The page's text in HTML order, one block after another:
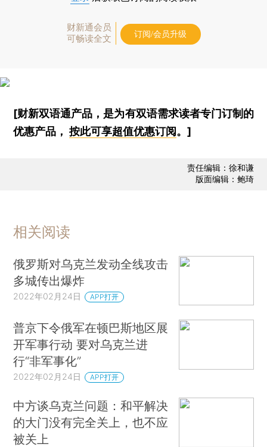
财新通会员
可畅读全文
订阅/会员升级
[财新双语通产品，是为有双语需求读者专门订制的
优惠产品，按此可享超值优惠订阅 。]
责任编辑：徐和谦
版面编辑：鲍琦
相关阅读
俄罗斯对乌克兰发动全线攻击
多城传出爆炸
2022年02月24日 APP打开
普京下令俄军在顿巴斯地区展
开军事行动 要对乌克兰进
行“非军事化”
2022年02月24日 APP打开
中方谈乌克兰问题：和平解决
的大门没有完全关上，也不应
被关上